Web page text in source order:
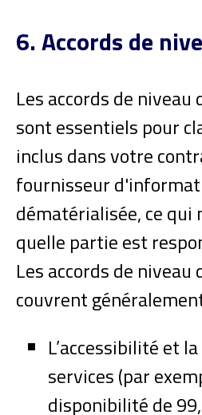
6. Accords de
Les accords de niveau
sont essentiels pour
inclus dans votre
fournisseur
dématérialisée, ce qui
quelle partie est
Les accords de niveau
couvrent
L’accessibilité et
services (par
disponibilité de